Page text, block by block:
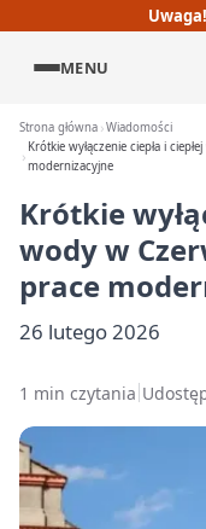
MENU
Strona główna Wiadomości
Krótkie wyłączenie ciepła i
modernizacyjne
Krótkie
wody w
prace
26 lutego 2026
1 min czytania